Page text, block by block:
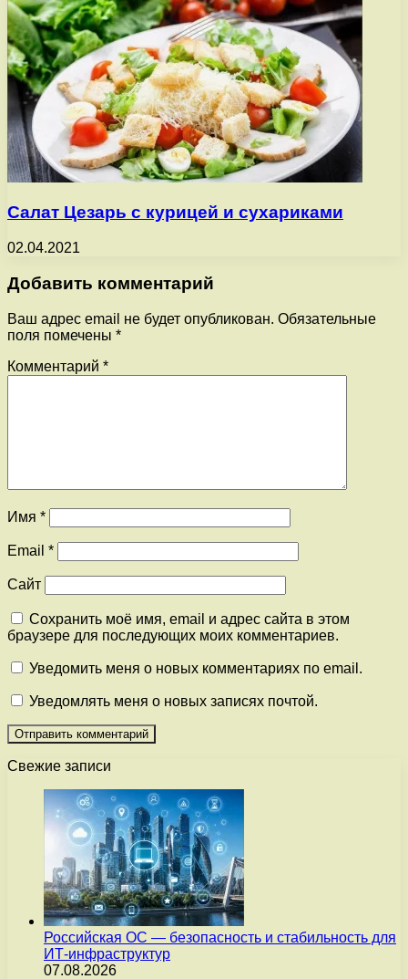
Салат Цезарь с курицей и сухариками
02.04.2021
Добавить комментарий
Ваш адрес email не будет опубликован. Обязательные
поля помечены *
Комментарий *
Имя *
Email *
Сайт
Сохранить моё имя, email и адрес сайта в этом
браузере для последующих моих комментариев.
Уведомить меня о новых комментариях по email.
Уведомлять меня о новых записях почтой.
Свежие записи
Российская ОС — безопасность и стабильность для
ИТ-инфраструктур
07.08.2026